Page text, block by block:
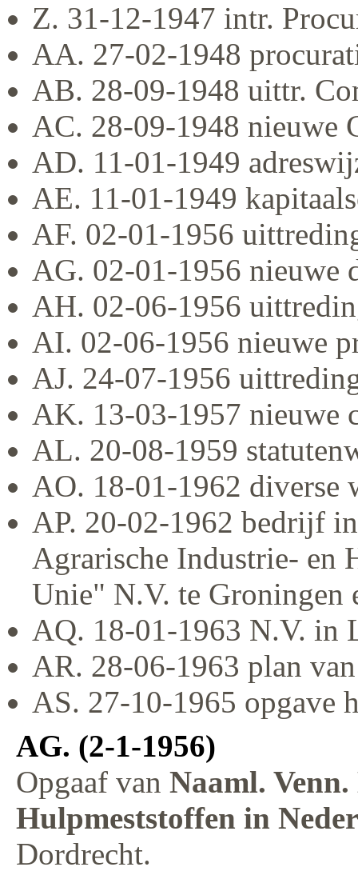
Z. 31-12-1947 intr.
AA. 27-02-1948
AB. 28-09-1948 uittr.
AC. 28-09-1948 nieuwe
AD. 11-01-1949
AE. 11-01-1949
AF. 02-01-1956
AG. 02-01-1956 nieuwe
AH. 02-06-1956
AI. 02-06-1956 nieuwe
AJ. 24-07-1956
AK. 13-03-1957 nieuwe
AL. 20-08-1959
AO. 18-01-1962 diverse
AP. 20-02-1962 bedrijf
Agrarische Industrie- en
Unie" N.V. te Groningen
AQ. 18-01-1963 N.V. in
AR. 28-06-1963 plan
AS. 27-10-1965 opgave
AG. (2-1-1956)
Opgaaf van Naaml.
Hulpmeststoffen in
Dordrecht.